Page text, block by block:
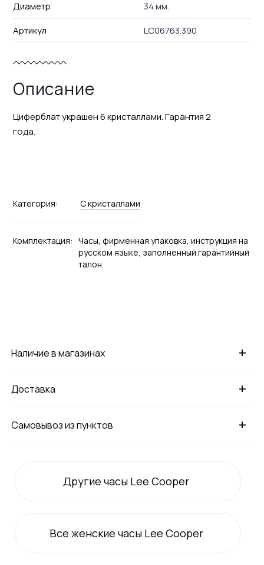
Диаметр
34 мм.
Артикул
LC06763.390
Описание
Циферблат украшен 6 кристаллами. Гарантия 2
года.
Категория: С кристаллами
Комплектация: Часы, фирменная упаковка, инструкция на
русском языке, заполненный гарантийный
талон.
+
Наличие в магазинах
+
Доставка
+
Самовывоз из пунктов
Другие часы Lee Cooper
Все женские часы Lee Cooper